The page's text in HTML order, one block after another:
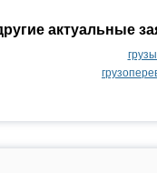
актуальные